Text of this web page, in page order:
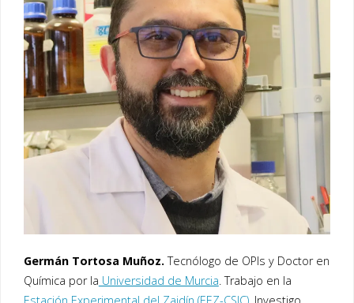
Germán Tortosa Muñoz.Tecnólogo de OPIs y Doctor en
Química por la Universidad de Murcia. Trabajo en la